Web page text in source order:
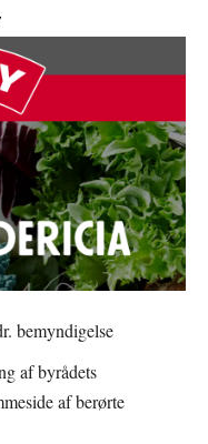
bemyndigelse
af byrådets
af berørte